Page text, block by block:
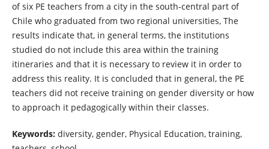
of six PE teachers from a city in the south-central part of
Chile who graduated from two regional universities, The
results indicate that, in general terms, the institutions
studied do not include this area within the training
itineraries and that it is necessary to review it in order to
address this reality. It is concluded that in general, the PE
teachers did not receive training on gender diversity or how
to approach it pedagogically within their classes.
Keywords:diversity, gender, Physical Education, training,